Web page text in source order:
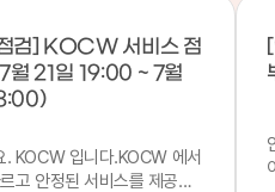
검] KOCW 서비스 점
월 21일 19:00 ~ 7월
. KOCW 입니다.KOCW 에서
고 안정된 서비스를 제공하